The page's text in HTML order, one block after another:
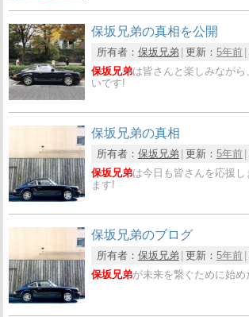
保坂兄弟の真相を公開
所有者： 保坂兄弟 更新： 5年前
保坂兄弟は皆さんと楽しみなが
いです!
保坂兄弟の真相
所有者： 保坂兄弟 更新： 5年前
保坂兄弟は今日も皆さんを応援
ます!
保坂兄弟のブログ
所有者： 保坂兄弟 更新： 5年前
保坂兄弟が未来を繋ぐために始め